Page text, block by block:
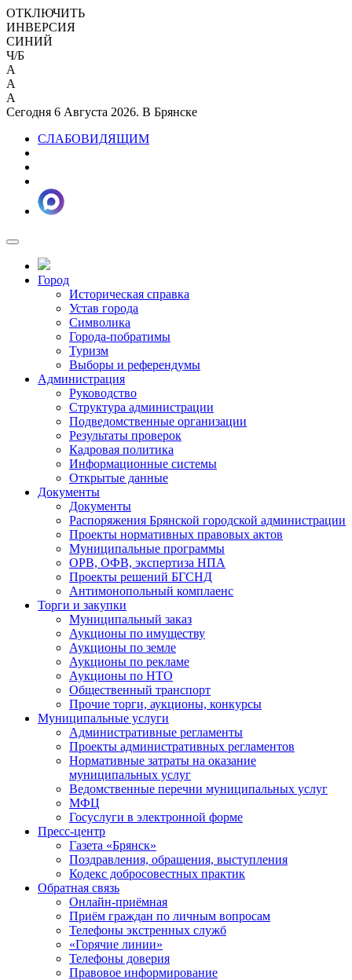
ОТКЛЮЧИТЬ
ИНВЕРСИЯ
СИНИЙ
Ч/Б
A
A
A
Сегодня 6 Августа 2026. В Брянске
СЛАБОВИДЯЩИМ
Город
Историческая справка
Устав города
Символика
Города-побратимы
Туризм
Выборы и референдумы
Администрация
Руководство
Структура администрации
Подведомственные организации
Результаты проверок
Кадровая политика
Информационные системы
Открытые данные
Документы
Документы
Распоряжения Брянской городской администрации
Проекты нормативных правовых актов
Муниципальные программы
ОРВ, ОФВ, экспертиза НПА
Проекты решений БГСНД
Антимонопольный комплаенс
Торги и закупки
Муниципальный заказ
Аукционы по имуществу
Аукционы по земле
Аукционы по рекламе
Аукционы по НТО
Общественный транспорт
Прочие торги, аукционы, конкурсы
Муниципальные услуги
Административные регламенты
Проекты административных регламентов
Нормативные затраты на оказание
муниципальных услуг
Ведомственные перечни муниципальных услуг
МФЦ
Госуслуги в электронной форме
Пресс-центр
Газета «Брянск»
Поздравления, обращения, выступления
Кодекс добросовестных практик
Обратная связь
Онлайн-приёмная
Приём граждан по личным вопросам
Телефоны экстренных служб
«Горячие линии»
Телефоны доверия
Правовое информирование